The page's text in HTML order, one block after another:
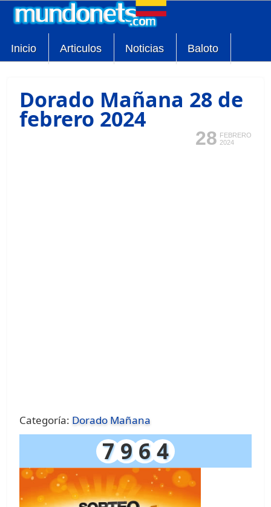
Inicio Articulos Noticias Baloto
Dorado Mañana 28 de
febrero 2024
28 FEBRERO
2024
Categoría: Dorado Mañana
7 9 6 4